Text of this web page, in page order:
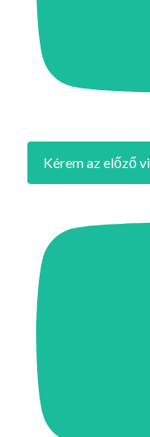
Kérem az előző